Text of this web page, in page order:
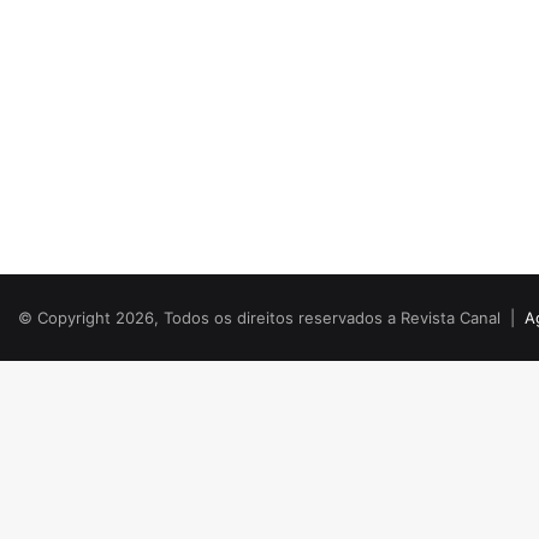
© Copyright 2026, Todos os direitos reservados a Revista Canal |